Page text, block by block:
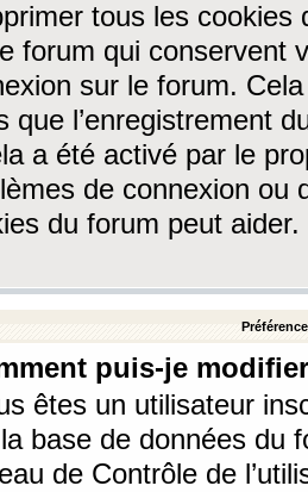
tous les cookies
forum qui conservent
sur le forum.
que l’enregistrement
a été activé par le
de connexion ou
du forum peut aider.
puis-je
êtes un utilisateur
base de données du
de Contrôle de